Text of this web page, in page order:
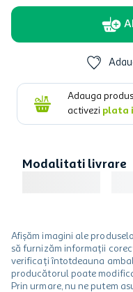
Adauga
activezi plata
Modalitati livrare
Afișăm imagini ale
să furnizăm informații
verificați întotdeauna
producătorul poate
Prin urmare, nu ne putem